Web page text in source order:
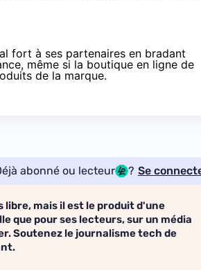
fort à ses partenaires en bradant
même si la boutique en ligne de
de la marque.
abonné ou lecteur ? Se
libre, mais il est le produit d'une
que pour ses lecteurs, sur un média
Soutenez le journalisme tech de